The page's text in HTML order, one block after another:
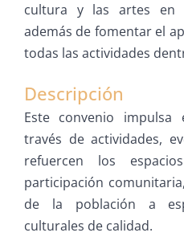
cultura y las artes en
además de fomentar el
todas las actividades
Descripción
Este convenio
través de actividades,
refuercen los
participación
de la población a
culturales de calidad.